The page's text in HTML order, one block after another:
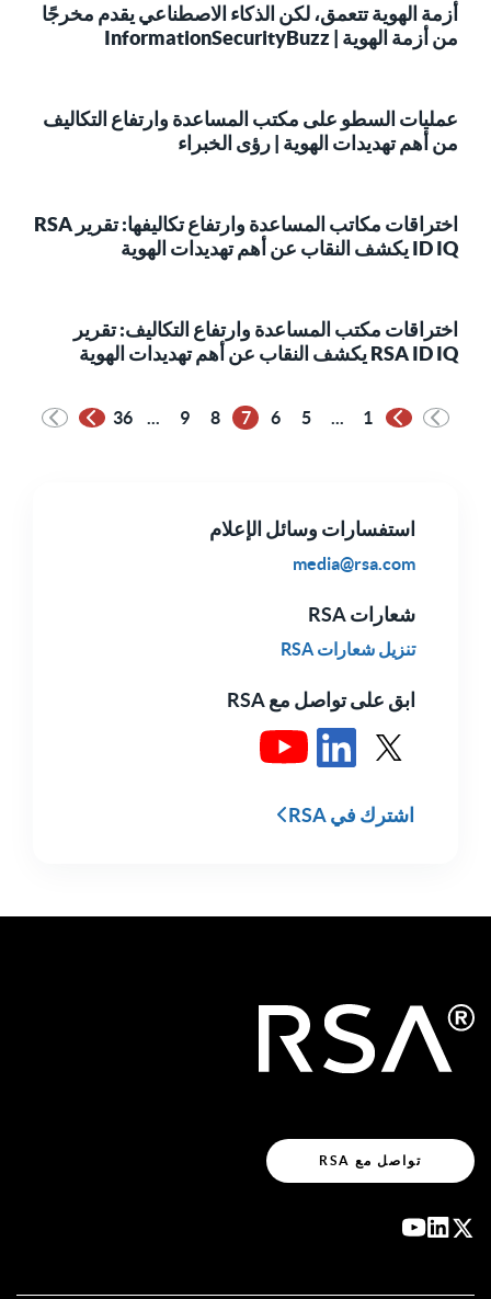
استفسارات وسائل الإعلام
media@rsa.com
شعارات RSA
تنزيل شعارات RSA
ابق على تواصل مع RSA
اشترك في RSA
أزمة الهوية تتعمق، لكن الذكاء الاصطناعي يقدم مخرجًا
من أزمة الهوية | InformationSecurityBuzz
عمليات السطو على مكتب المساعدة وارتفاع التكاليف
من أهم تهديدات الهوية | رؤى الخبراء
اختراقات مكاتب المساعدة وارتفاع تكاليفها: تقرير RSA
ID IQ يكشف النقاب عن أهم تهديدات الهوية
اختراقات مكتب المساعدة وارتفاع التكاليف: تقرير
RSA ID IQ يكشف النقاب عن أهم تهديدات الهوية
الصفحة السابقة
1
...
5
6
7
8
9
...
36
الصفحة
تواصل مع RSA